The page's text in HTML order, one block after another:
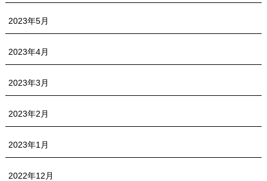
2023年5月
2023年4月
2023年3月
2023年2月
2023年1月
2022年12月